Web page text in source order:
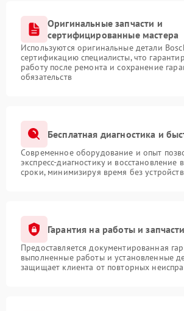
Оригинальные запчасти и
сертифицированные мастера
Используются оригинальные детали
сертификацию специалисты, что
работу после ремонта и сохранение
обязательств
Бесплатная диагностика и
Современное оборудование и опыт
экспресс-диагностику и восстановление
сроки, минимизируя время без
Гарантия на работы и запчасти
Предоставляется документированная
выполненные работы и установленные
защищает клиента от повторных